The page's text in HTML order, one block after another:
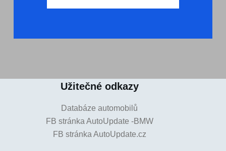
Užitečné odkazy
Databáze automobilů
FB stránka AutoUpdate -BMW
FB stránka AutoUpdate.cz